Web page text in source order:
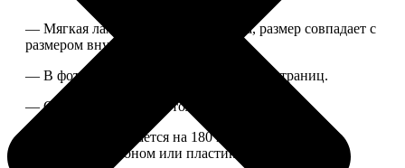
— Мягкая ламинированная обложка, размер совпадает с
размером внутреннего блока.
— В фотокниге может быть от 10 до 50 страниц.
— Страницы плотные, толщина 1 мм.
— Книга раскрывается на 180 градусов, развороты
укреплены картоном или пластиком.